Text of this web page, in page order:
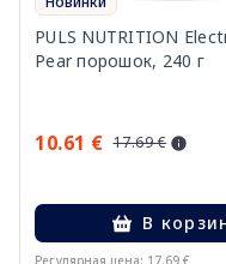
PULS NUTRITION
Pear порошок, 240 г
10.61 € 17.69 €
В
Регулярная цена: 17.69 €